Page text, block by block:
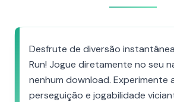
Desfrute de diversão
Run! Jogue diretamente no seu
nenhum download. Experimente
perseguição e jogabilidade